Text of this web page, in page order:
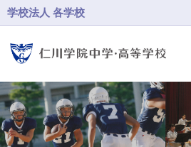
学校法人 各学校